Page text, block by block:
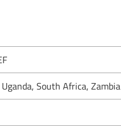
South Africa, Zambia